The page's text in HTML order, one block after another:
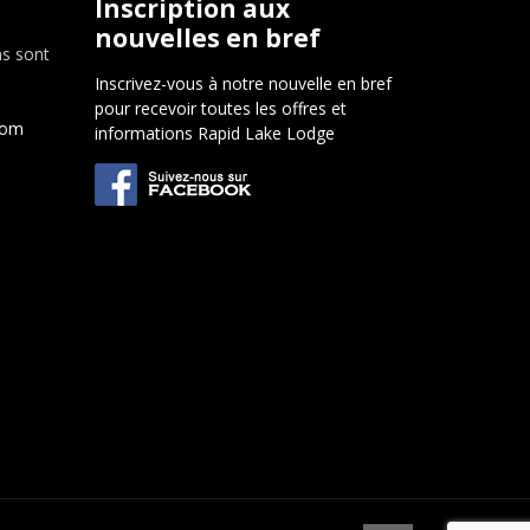
sont
Inscription aux
nouvelles en bref
Inscrivez-vous à notre nouvelle en bref
pour recevoir toutes les offres et
informations Rapid Lake Lodge